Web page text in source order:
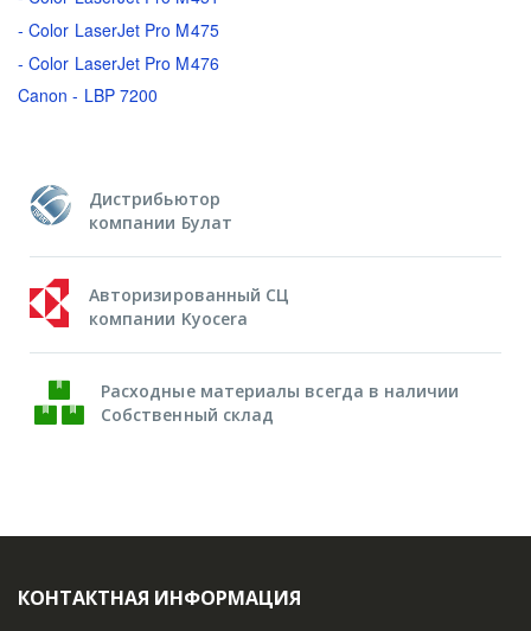
- Color LaserJet Pro M475
- Color LaserJet Pro M476
Canon - LBP 7200
Дистрибьютор
компании Булат
Авторизированный СЦ
компании Kyocera
Расходные материалы всегда в наличии
Собственный склад
КОНТАКТНАЯ ИНФОРМАЦИЯ